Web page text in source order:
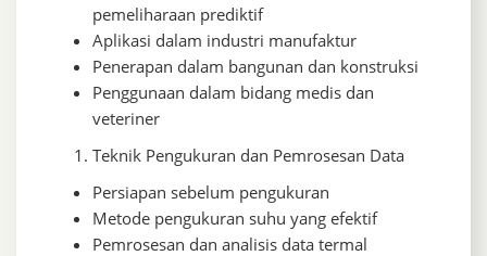
pemeliharaan prediktif
Aplikasi dalam industri manufaktur
Penerapan dalam bangunan dan konstruksi
Penggunaan dalam bidang medis dan
veteriner
Teknik Pengukuran dan Pemrosesan Data
Persiapan sebelum pengukuran
Metode pengukuran suhu yang efektif
Pemrosesan dan analisis data termal